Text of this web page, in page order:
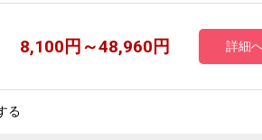
8,100円～48,960円 詳細
る